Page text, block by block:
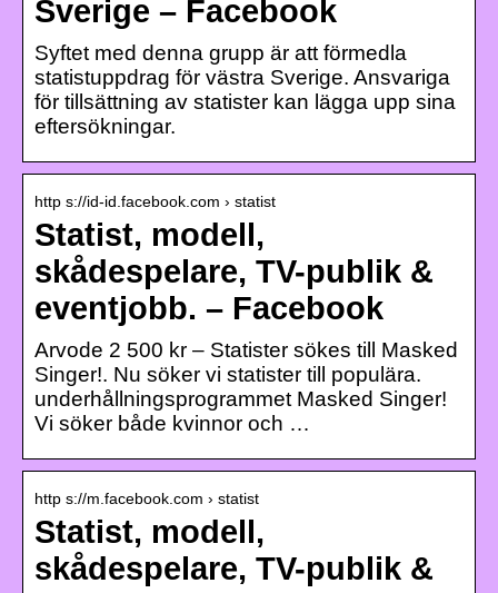
Sverige – Facebook
Syftet med denna grupp är att förmedla
statistuppdrag för västra Sverige. Ansvariga
för tillsättning av statister kan lägga upp sina
eftersökningar.
http s://id-id.facebook.com › statist
Statist, modell,
skådespelare, TV-publik &
eventjobb. – Facebook
Arvode 2 500 kr – Statister sökes till Masked
Singer!. Nu söker vi statister till populära.
underhållningsprogrammet Masked Singer!
Vi söker både kvinnor och …
http s://m.facebook.com › statist
Statist, modell,
skådespelare, TV-publik &